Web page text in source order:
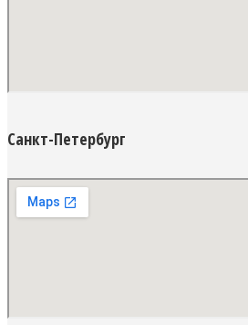
Санкт-Петербург